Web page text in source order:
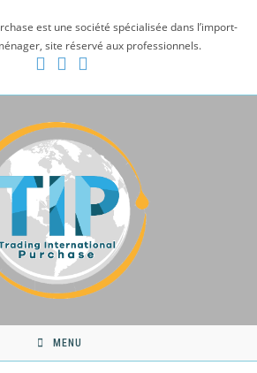
est une société spécialisée dans l’import-
site réservé aux professionnels.
MENU